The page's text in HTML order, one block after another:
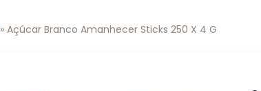
» Açúcar Branco Amanhecer Sticks 250 X 4 G